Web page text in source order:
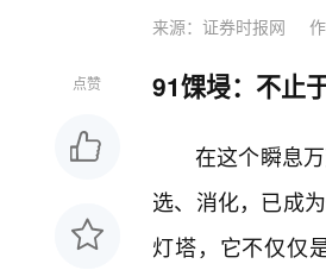
来源：证券时报网
点赞 91馃埐：不止
在这个瞬息
选、消化，已成
灯塔，它不仅仅